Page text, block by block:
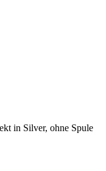
in Silver, ohne Spule